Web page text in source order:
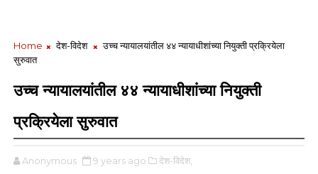
Home देश-विदेश
उच्च न्यायालयांतील ४४ न्यायाधीशांच्या नियुक्ती प्रक्रियेला
सुरुवात
उच्च न्यायालयांतील ४४ न्यायाधीशांच्या नियुक्ती
प्रक्रियेला सुरुवात
Anonymous 9 years ago देश-विदेश,